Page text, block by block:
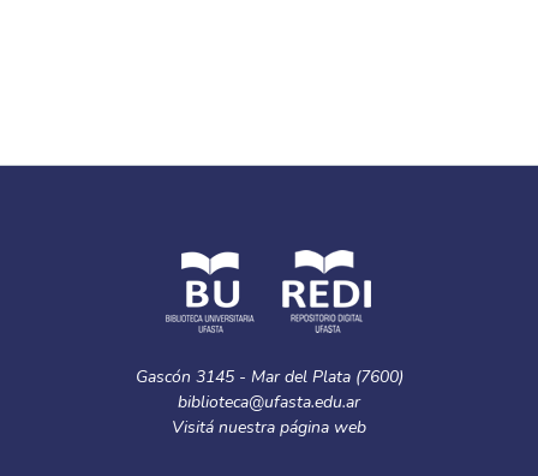
Gascón 3145 - Mar del Plata (7600)
biblioteca@ufasta.edu.ar
Visitá nuestra página web